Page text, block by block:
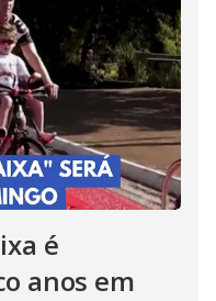
é
anos em